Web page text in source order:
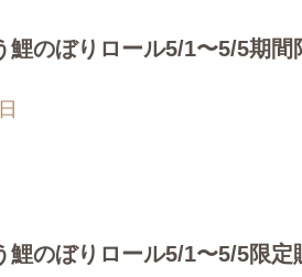
鯉のぼりロール5/1〜5/5期間
鯉のぼりロール5/1〜5/5限定